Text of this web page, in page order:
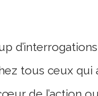
tous ceux qui